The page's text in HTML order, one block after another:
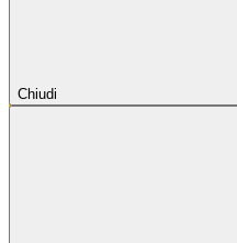
Chiudi